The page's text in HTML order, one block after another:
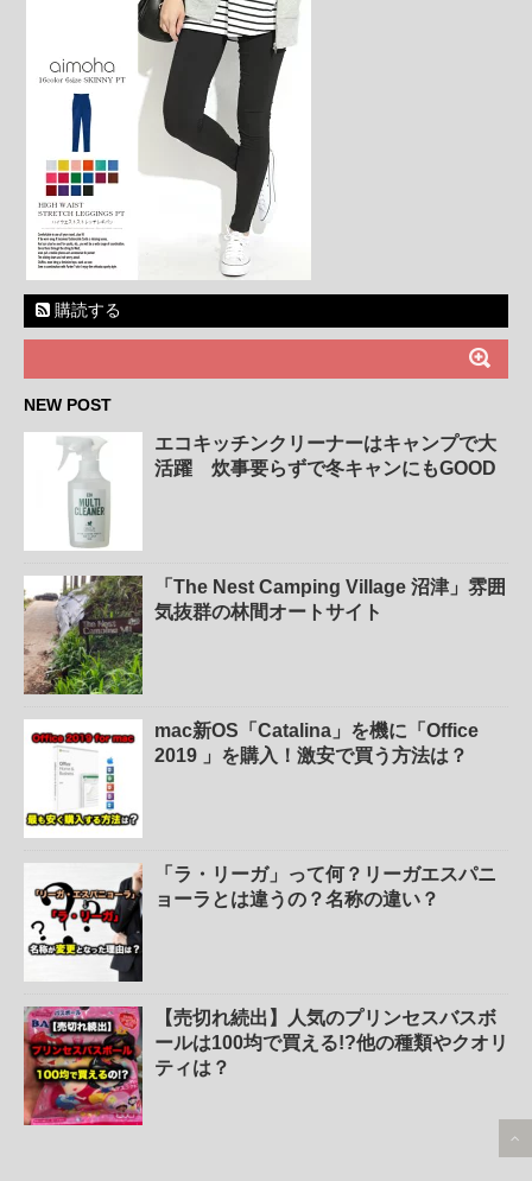
購読する
NEW POST
エコキッチンクリーナーはキャンプで大
活躍 炊事要らずで冬キャンにもGOOD
「The Nest Camping Village 沼津」雰囲
気抜群の林間オートサイト
mac新OS「Catalina」を機に「Office
2019 」を購入！激安で買う方法は？
「ラ・リーガ」って何？リーガエスパニ
ョーラとは違うの？名称の違い？
【売切れ続出】人気のプリンセスバスボ
ールは100均で買える!?他の種類やクオリ
ティは？